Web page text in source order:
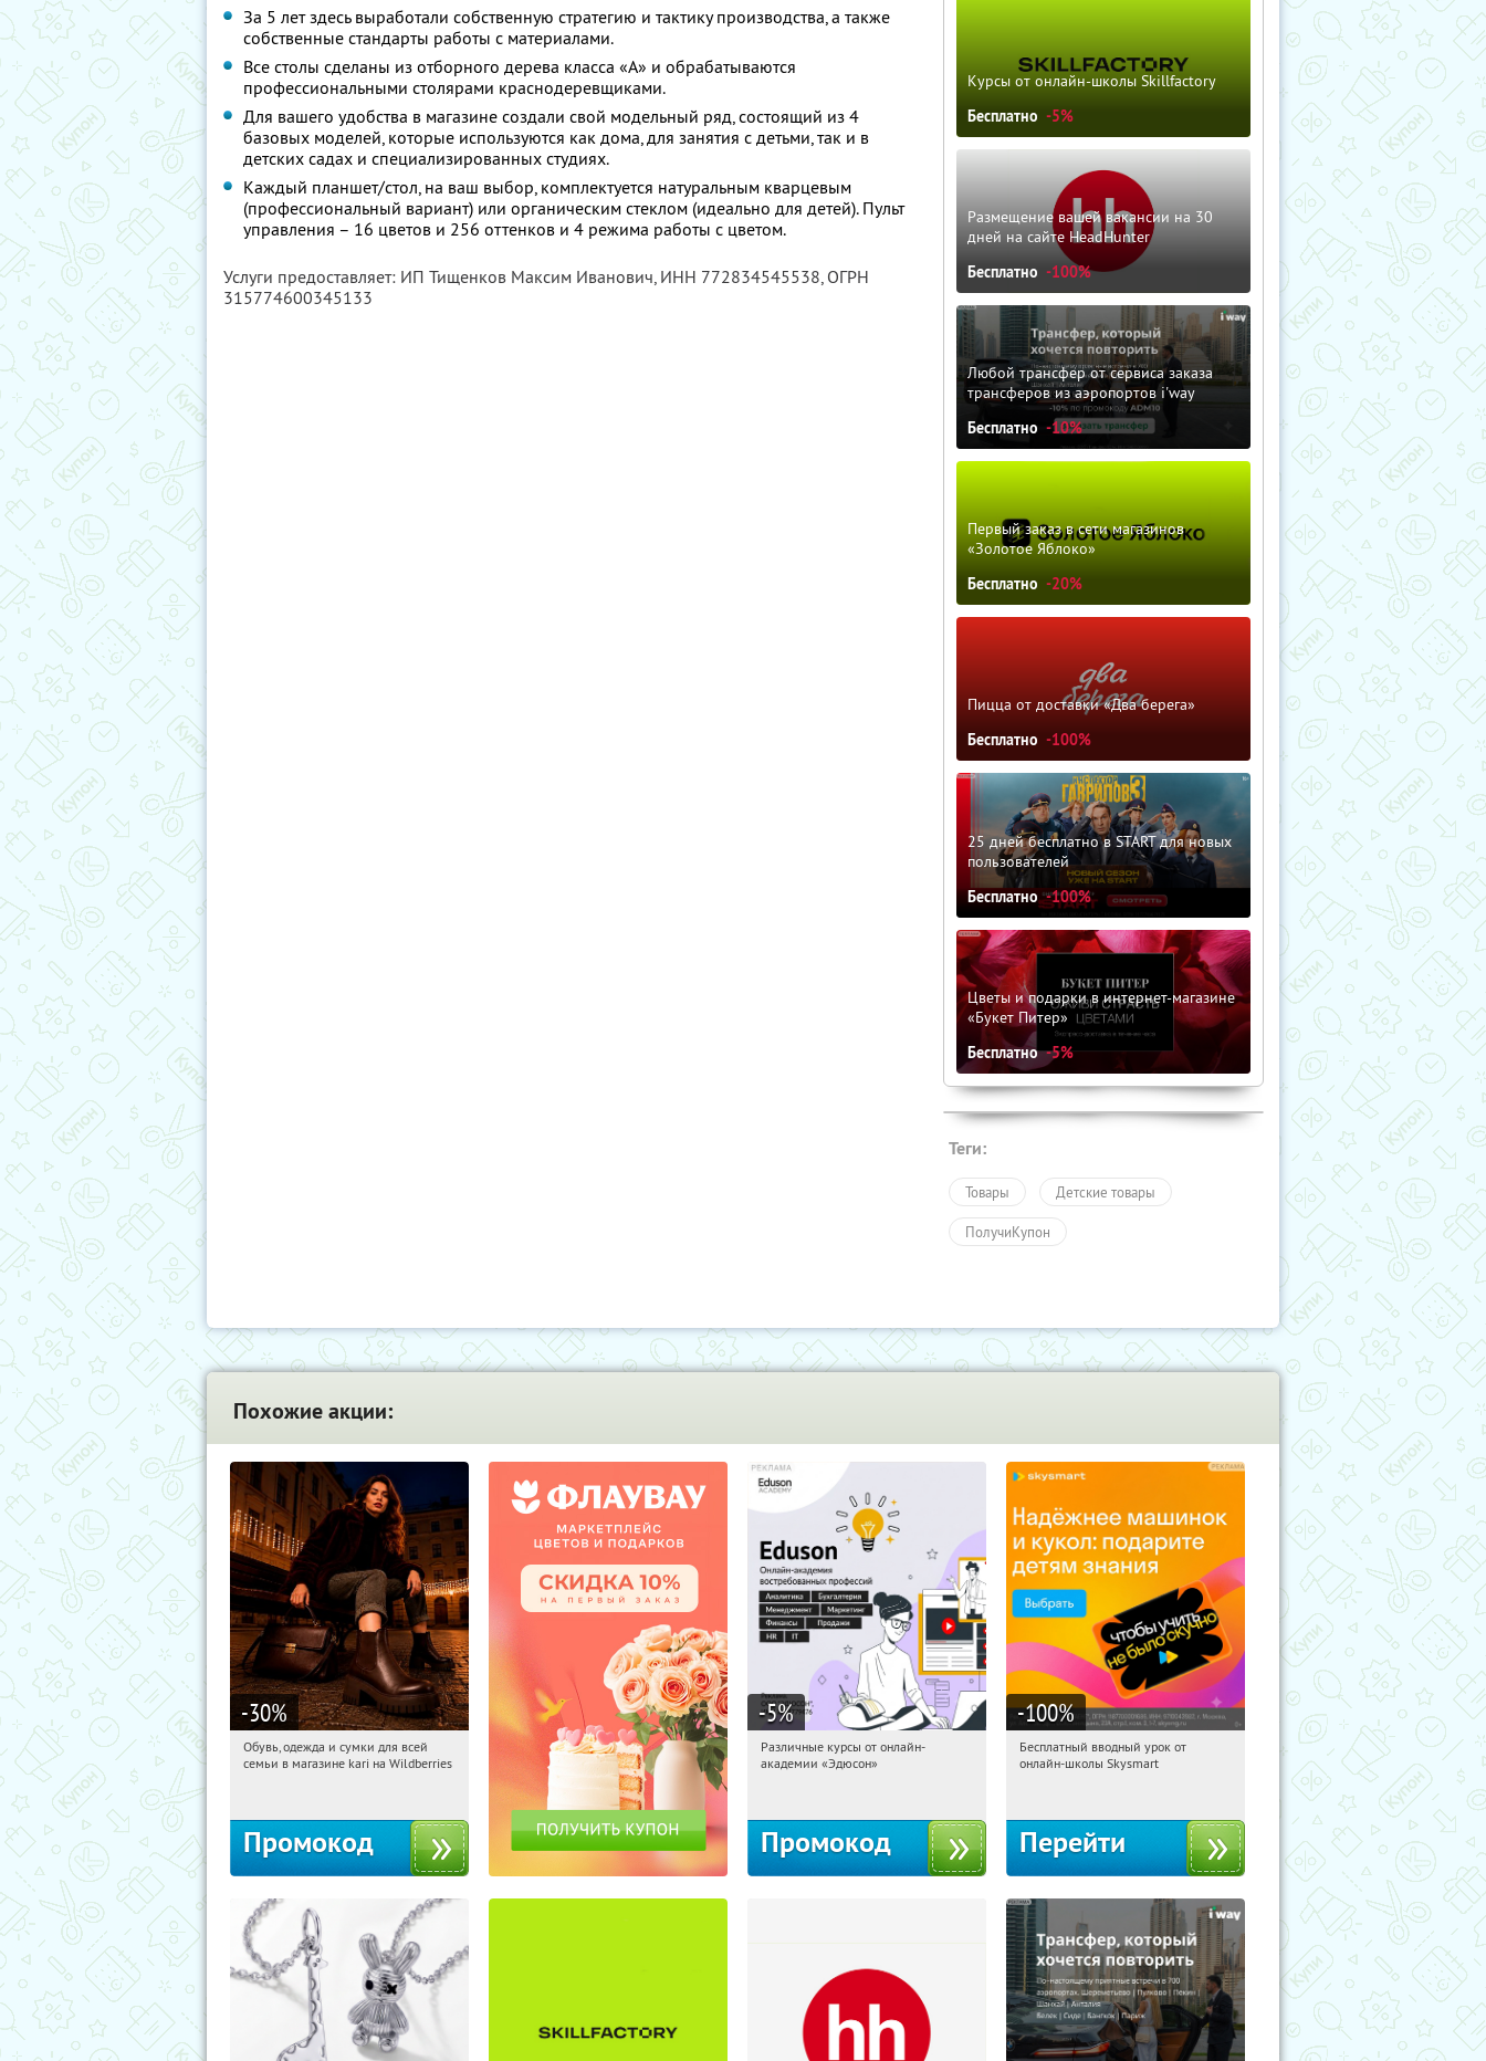
За 5 лет здесь выработали собственную стратегию и тактику производства, а также
собственные стандарты работы с материалами.
Все столы сделаны из отборного дерева класса «А» и обрабатываются
профессиональными столярами краснодеревщиками.
Для вашего удобства в магазине создали свой модельный ряд, состоящий из 4
базовых моделей, которые используются как дома, для занятия с детьми, так и в
детских садах и специализированных студиях.
Каждый планшет/стол, на ваш выбор, комплектуется натуральным кварцевым
(профессиональный вариант) или органическим стеклом (идеально для детей). Пульт
управления – 16 цветов и 256 оттенков и 4 режима работы с цветом.
Услуги предоставляет: ИП Тищенков Максим Иванович, ИНН 772834545538, ОГРН
315774600345133
Курсы от онлайн-школы Skillfactory
Бесплатно -5%
Размещение вашей вакансии на 30
дней на сайте HeadHunter
Бесплатно -100%
Любой трансфер от сервиса заказа
трансферов из аэропортов i'way
Бесплатно -10%
Первый заказ в сети магазинов
«Золотое Яблоко»
Бесплатно -20%
Пицца от доставки «Два берега»
Бесплатно -100%
25 дней бесплатно в START для новых
пользователей
Бесплатно -100%
Цветы и подарки в интернет-магазине
«Букет Питер»
Бесплатно -5%
Теги:
Товары Детские товары
ПолучиКупон
Похожие акции:
-30%
14:43:13 Получили:
Обувь, одежда и сумки для всей
семьи в магазине kari на Wildberries
Промокод
-5%
14:43:13 Получили:
Различные курсы от онлайн-
академии «Эдюсон»
Промокод
-100%
14:43:13
Получи первым!
Бесплатный вводный урок от
онлайн-школы Skysmart
Перейти